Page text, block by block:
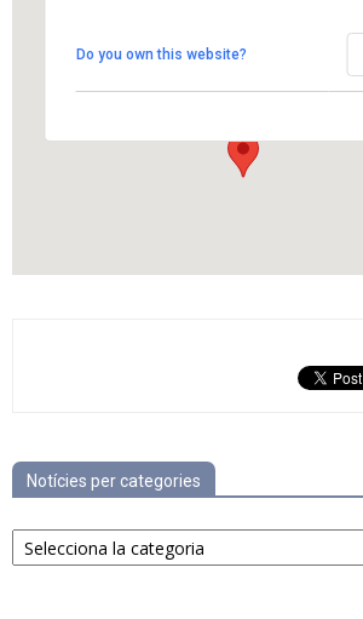
Can Fosalba - Els Hostalets de Pierola
View Events
Do you own this website?
Notícies per categories
Notícies
per